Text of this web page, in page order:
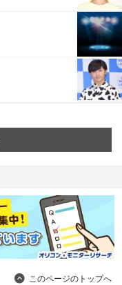
このページのトップへ